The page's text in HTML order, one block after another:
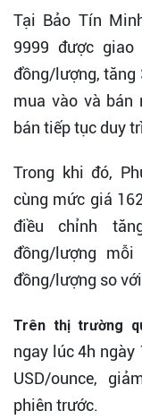
Tại Bảo Tín
9999 được
đồng/lượng, tăng
mua vào và bán
bán tiếp tục duy
Trong khi đó,
cùng mức giá
điều chỉnh
đồng/lượng mỗi
đồng/lượng so
Trên thị trường
ngay lúc 4h ngày
USD/ounce,
phiên trước.